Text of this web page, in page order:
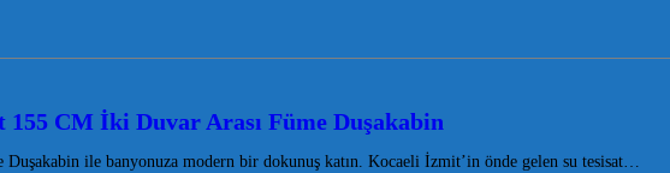
155 CM İki Duvar Arası Füme Duşakabin
ile banyonuza modern bir dokunuş katın. Kocaeli İzmit’in önde gelen su tesisat…